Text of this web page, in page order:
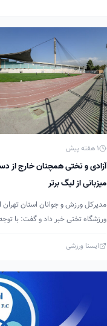
1 هفته پیش
آزادی و تختی همچنان خارج از
میزبانی از لیگ برتر
مدیرکل ورزش و جوانان استان
ورزشگاه تختی خبر داد و گفت: با
ایسنا ورزشی